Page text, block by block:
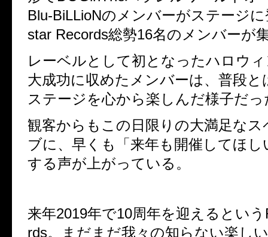
Blu-BiLLioNのメンバーがステージ
star Records総勢16名のメンバーが
レーベルとして初となったハロウ
大成功に収めたメンバーは、普段と
ステージを心から楽しんだ様子だっ
観客からもこの日限りの大満足な
ブに、早くも「来年も開催してほし
する声が上がっている。
来年2019年で10周年を迎えるという
rds。まだまだ我々の知らない楽し